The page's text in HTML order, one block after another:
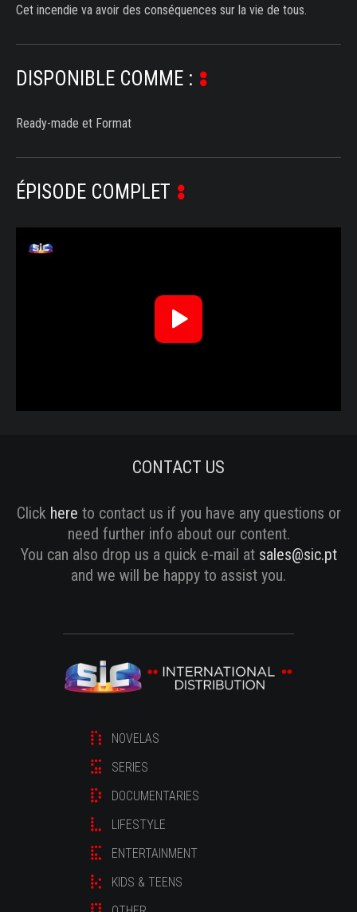
Cet incendie va avoir des conséquences sur la vie de tous.
DISPONIBLE COMME :
Ready-made et Format
ÉPISODE COMPLET
CONTACT US
Click here to contact us if you have any questions or
need further info about our content.
You can also drop us a quick e-mail at sales@sic.pt
and we will be happy to assist you.
NOVELAS
SERIES
DOCUMENTARIES
LIFESTYLE
ENTERTAINMENT
KIDS & TEENS